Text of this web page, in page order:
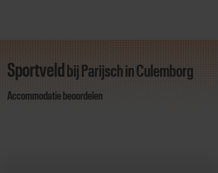
Direct door naar content
Sportveld bij Parijschin Culemborg
Accommodatie beoordelen